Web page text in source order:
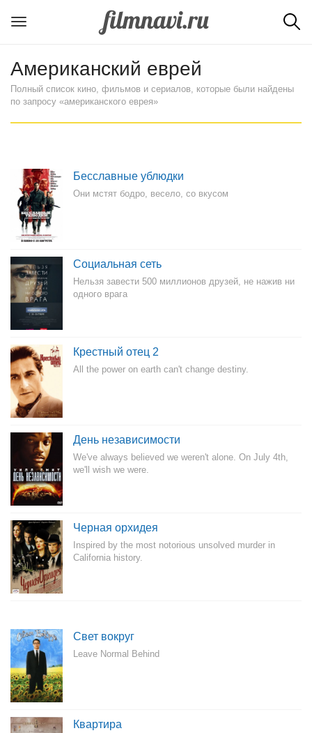
Американский еврей
Полный список кино, фильмов и сериалов, которые были найдены
по запросу «американского еврея»
Бесславные ублюдки
Они мстят бодро, весело, со вкусом
Социальная сеть
Нельзя завести 500 миллионов друзей, не нажив ни
одного врага
Крестный отец 2
All the power on earth can't change destiny.
День независимости
We've always believed we weren't alone. On July 4th,
we'll wish we were.
Черная орхидея
Inspired by the most notorious unsolved murder in
California history.
Свет вокруг
Leave Normal Behind
Квартира